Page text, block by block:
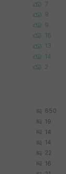
7
9
9
16
13
14
2
650
19
14
14
22
16